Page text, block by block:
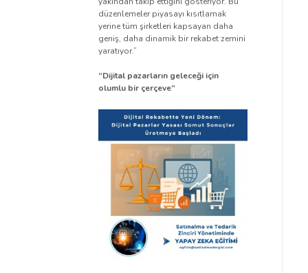
düzenlemeler piyasayı kısıtlamak
yerine tüm şirketleri kapsayan daha
geniş, daha dinamik bir rekabet zemini
yaratıyor.”
“Dijital pazarların geleceği için
olumlu bir çerçeve”